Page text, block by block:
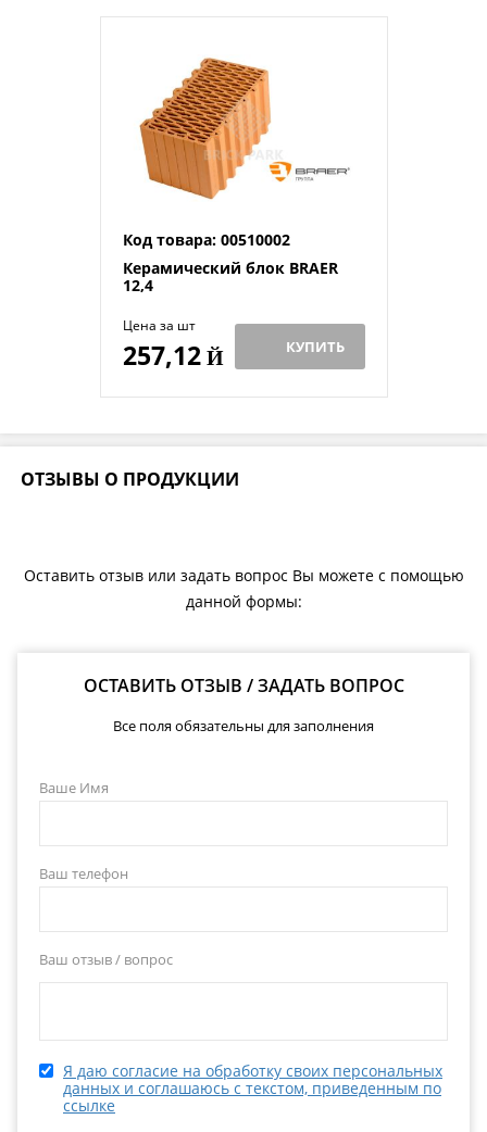
Код товара: 00510002
Керамический блок BRAER
12,4
Цена за шт
257,12Й КУПИТЬ
ОТЗЫВЫ О ПРОДУКЦИИ
Оставить отзыв или задать вопрос Вы можете с помощью
данной формы:
ОСТАВИТЬ ОТЗЫВ / ЗАДАТЬ ВОПРОС
Все поля обязательны для заполнения
Ваше Имя
Ваш телефон
Ваш отзыв / вопрос
Я даю согласие на обработку своих персональных
данных и соглашаюсь с текстом, приведенным по
ссылке